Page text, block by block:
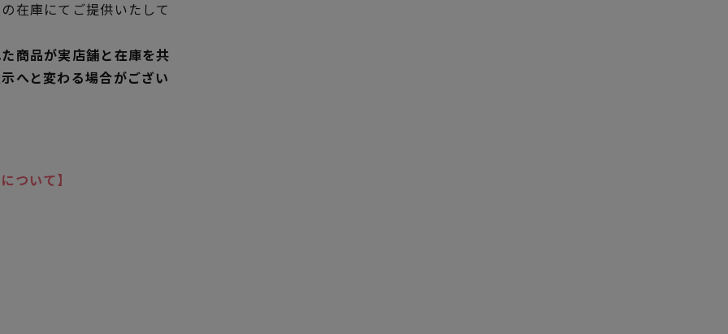
在庫にてご提供いたして
商品が実店舗と在庫を共
へと変わる場合がござい
ついて】